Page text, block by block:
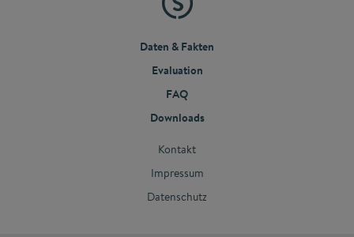
Daten & Fakten
Evaluation
FAQ
Downloads
Kontakt
Impressum
Datenschutz